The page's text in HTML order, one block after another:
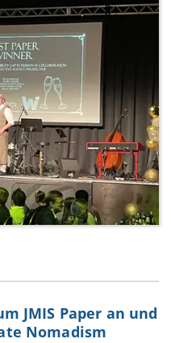
JMIS Paper an und
Nomadism